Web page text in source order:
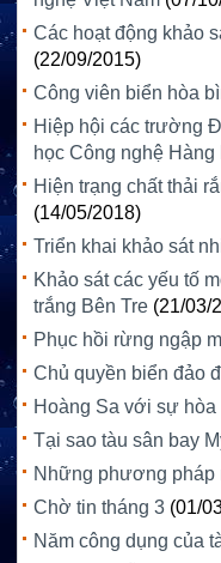
Các hoạt động khảo
(22/09/2015)
Công viên biển hòa
Hiệp hội các trường
học Công nghệ
Hiện trạng chất thải
(14/05/2018)
Triển khai khảo sát
Khảo sát các yếu tố
trắng Bên Tre (21/03/
Phục hồi rừng ngập
Chủ quyền biển đảo
Hoàng Sa với sự
Tại sao tàu sân bay
Những phương pháp
Chờ tin tháng 3 (01/
Năm công dụng của